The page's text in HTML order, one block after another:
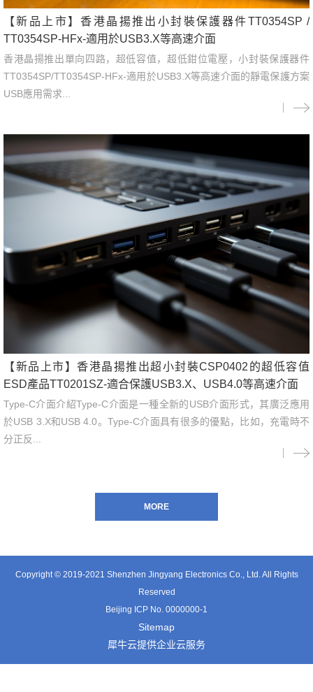
【新品上市】香港晶揚推出小封裝保護器件TT0354SP /
TT0354SP-HFx-適用於USB3.X等高速介面
香港晶揚推出單向四路，超低容值，超低鉗位電壓，小封裝保護器件
TT0354SP/TT0354SP-HFx-適用於USB3.X等高速介面的靜電保護方案
USB應用需求...
【新品上市】香港晶揚推出超小封裝CSP0402的超低容值
ESD產品TT0201SZ-適合保護USB3.X、USB4.0等高速介面
Type-C介面介紹Type-C介面是一種全新的USB介面形式，其廣泛應用
於USB 3.X和USB 4.0。Type-C介面具有很多的優點，比如，充電時不
分正反...
Copyright © 2019-2021 Shenzhen Jingyang Electronics Co., Ltd. All Rights
Reserved
Beijing ICP No. 0000000-1
Sitemap
犀牛云提供企业云服务